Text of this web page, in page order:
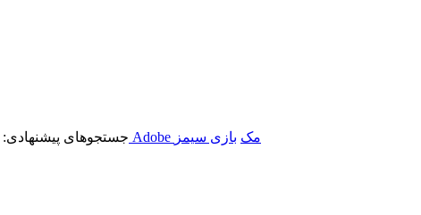
جستجوهای پیشنهادی: برنامه‌های Adobe مک بازی سیمز